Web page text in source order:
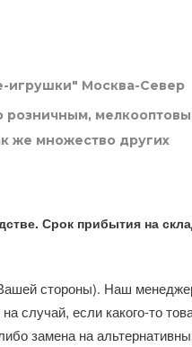
игрушки" Москва-Север
розничным,
же множество других
Срок прибытия на
стороны). Наш
случай, если какого-то
замена на